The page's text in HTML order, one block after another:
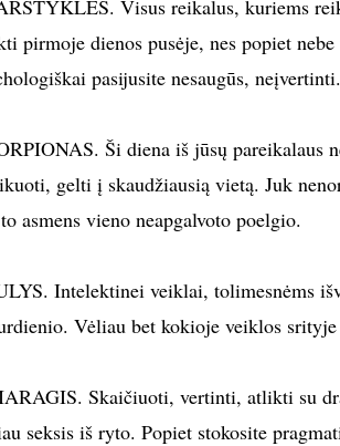
Visus reikalus, kuriems
pirmoje dienos pusėje, nes popiet
pasijusite nesaugūs,
Ši diena iš jūsų pareikalaus
gelti į skaudžiausią vietą. Juk
asmens vieno neapgalvoto poelgio.
Intelektinei veiklai, tolimesnėms
Vėliau bet kokioje veiklos
Skaičiuoti, vertinti, atlikti su
seksis iš ryto. Popiet stokosite